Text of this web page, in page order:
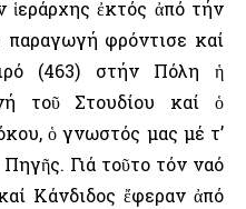
ἐκτός ἀπό τήν
παραγωγή φρόντισε καί
(463) στήν Πόλη ἡ
τοῦ Στουδίου καί ὁ
ὁ γνωστός μας μέ τ’
Γιά τοῦτο τόν ναό
Κάνδιδος ἔφεραν ἀπό